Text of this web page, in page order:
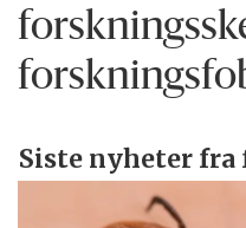
Siste nyheter